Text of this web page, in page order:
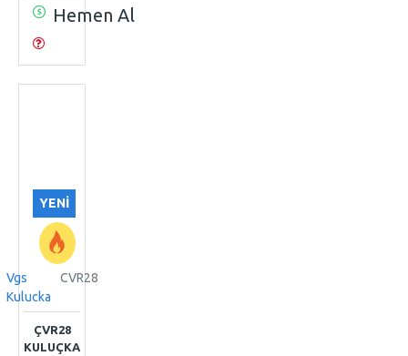
Hemen Al
YENI
Vgs
Kulucka
CVR28
ÇVR28
KULUÇKA